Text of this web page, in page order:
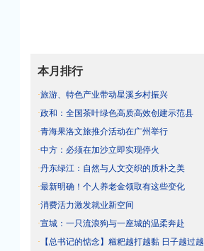
本月排行
·旅游、特色产业带动星溪乡村振兴
·政和：全国茶叶绿色高质高效创建示范县
·青海果洛文旅推介活动在广州举行
·中方：必须在加沙立即实现停火
·丹东绿江：自然与人文交织的质朴之美
·最新明确！个人养老金领取有这些变化
·消费活力激发就业新空间
·宣城：一只流浪狗与一座城的温柔奔赴
· 【总书记的惦念】糍粑越打越黏 日子越过越